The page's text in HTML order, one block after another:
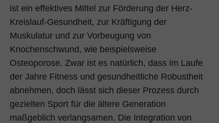
ist ein effektives Mittel zur Förderung der Herz-
Kreislauf-Gesundheit, zur Kräftigung der
Muskulatur und zur Vorbeugung von
Knochenschwund, wie beispielsweise
Osteoporose. Zwar ist es natürlich, dass im Laufe
der Jahre Fitness und gesundheitliche Robustheit
abnehmen, doch lässt sich dieser Prozess durch
gezielten Sport für die ältere Generation
maßgeblich verlangsamen. Die Integration von